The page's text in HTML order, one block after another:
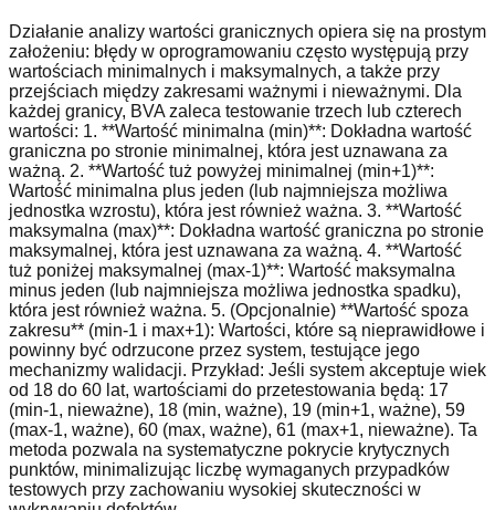
Działanie analizy wartości granicznych opiera się na prostym
założeniu: błędy w oprogramowaniu często występują przy
wartościach minimalnych i maksymalnych, a także przy
przejściach między zakresami ważnymi i nieważnymi. Dla
każdej granicy, BVA zaleca testowanie trzech lub czterech
wartości: 1. **Wartość minimalna (min)**: Dokładna wartość
graniczna po stronie minimalnej, która jest uznawana za
ważną. 2. **Wartość tuż powyżej minimalnej (min+1)**:
Wartość minimalna plus jeden (lub najmniejsza możliwa
jednostka wzrostu), która jest również ważna. 3. **Wartość
maksymalna (max)**: Dokładna wartość graniczna po stronie
maksymalnej, która jest uznawana za ważną. 4. **Wartość
tuż poniżej maksymalnej (max-1)**: Wartość maksymalna
minus jeden (lub najmniejsza możliwa jednostka spadku),
która jest również ważna. 5. (Opcjonalnie) **Wartość spoza
zakresu** (min-1 i max+1): Wartości, które są nieprawidłowe i
powinny być odrzucone przez system, testujące jego
mechanizmy walidacji. Przykład: Jeśli system akceptuje wiek
od 18 do 60 lat, wartościami do przetestowania będą: 17
(min-1, nieważne), 18 (min, ważne), 19 (min+1, ważne), 59
(max-1, ważne), 60 (max, ważne), 61 (max+1, nieważne). Ta
metoda pozwala na systematyczne pokrycie krytycznych
punktów, minimalizując liczbę wymaganych przypadków
testowych przy zachowaniu wysokiej skuteczności w